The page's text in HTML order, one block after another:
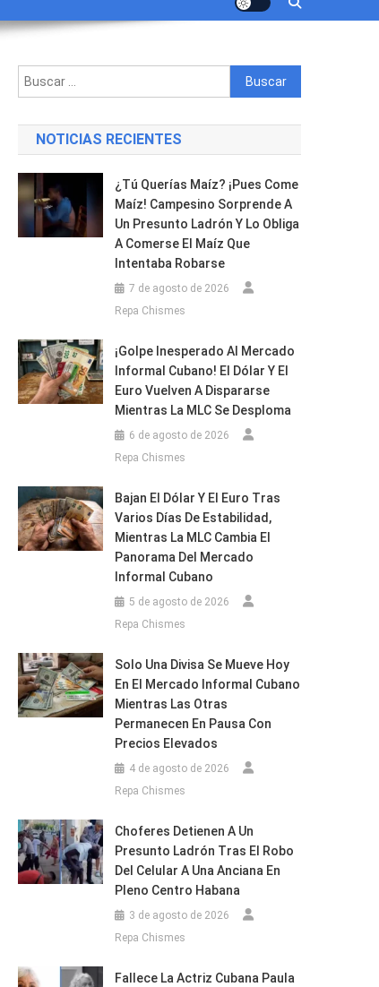
Buscar:
NOTICIAS RECIENTES
¿Tú Querías Maíz? ¡Pues Come
Maíz! Campesino Sorprende A
Un Presunto Ladrón Y Lo Obliga
A Comerse El Maíz Que
Intentaba Robarse
7 de agosto de 2026
Repa Chismes
¡Golpe Inesperado Al Mercado
Informal Cubano! El Dólar Y El
Euro Vuelven A Dispararse
Mientras La MLC Se Desploma
6 de agosto de 2026
Repa Chismes
Bajan El Dólar Y El Euro Tras
Varios Días De Estabilidad,
Mientras La MLC Cambia El
Panorama Del Mercado
Informal Cubano
5 de agosto de 2026
Repa Chismes
Solo Una Divisa Se Mueve Hoy
En El Mercado Informal Cubano
Mientras Las Otras
Permanecen En Pausa Con
Precios Elevados
4 de agosto de 2026
Repa Chismes
Choferes Detienen A Un
Presunto Ladrón Tras El Robo
Del Celular A Una Anciana En
Pleno Centro Habana
3 de agosto de 2026
Repa Chismes
Fallece La Actriz Cubana Paula